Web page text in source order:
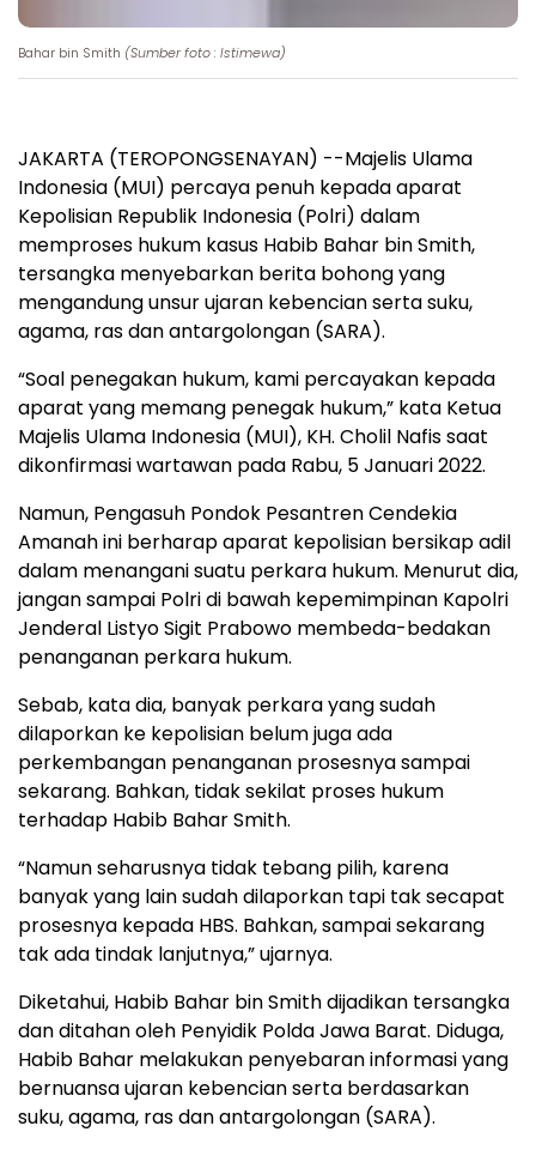
Bahar bin Smith (Sumber foto : Istimewa)
JAKARTA (TEROPONGSENAYAN) --Majelis Ulama
Indonesia (MUI) percaya penuh kepada aparat
Kepolisian Republik Indonesia (Polri) dalam
memproses hukum kasus Habib Bahar bin Smith,
tersangka menyebarkan berita bohong yang
mengandung unsur ujaran kebencian serta suku,
agama, ras dan antargolongan (SARA).
“Soal penegakan hukum, kami percayakan kepada
aparat yang memang penegak hukum,” kata Ketua
Majelis Ulama Indonesia (MUI), KH. Cholil Nafis saat
dikonfirmasi wartawan pada Rabu, 5 Januari 2022.
Namun, Pengasuh Pondok Pesantren Cendekia
Amanah ini berharap aparat kepolisian bersikap adil
dalam menangani suatu perkara hukum. Menurut dia,
jangan sampai Polri di bawah kepemimpinan Kapolri
Jenderal Listyo Sigit Prabowo membeda-bedakan
penanganan perkara hukum.
Sebab, kata dia, banyak perkara yang sudah
dilaporkan ke kepolisian belum juga ada
perkembangan penanganan prosesnya sampai
sekarang. Bahkan, tidak sekilat proses hukum
terhadap Habib Bahar Smith.
“Namun seharusnya tidak tebang pilih, karena
banyak yang lain sudah dilaporkan tapi tak secapat
prosesnya kepada HBS. Bahkan, sampai sekarang
tak ada tindak lanjutnya,” ujarnya.
Diketahui, Habib Bahar bin Smith dijadikan tersangka
dan ditahan oleh Penyidik Polda Jawa Barat. Diduga,
Habib Bahar melakukan penyebaran informasi yang
bernuansa ujaran kebencian serta berdasarkan
suku, agama, ras dan antargolongan (SARA).